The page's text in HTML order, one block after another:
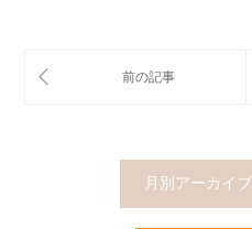
月別アーカイブ